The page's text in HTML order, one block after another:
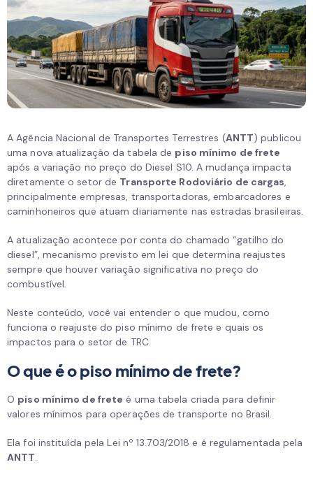
A Agência Nacional de Transportes Terrestres (ANTT) publicou
uma nova atualização da tabela de piso mínimo de frete
após a variação no preço do Diesel S10. A mudança impacta
diretamente o setor de Transporte Rodoviário de cargas,
principalmente empresas, transportadoras, embarcadores e
caminhoneiros que atuam diariamente nas estradas brasileiras.
A atualização acontece por conta do chamado “gatilho do
diesel”, mecanismo previsto em lei que determina reajustes
sempre que houver variação significativa no preço do
combustível.
Neste conteúdo, você vai entender o que mudou, como
funciona o reajuste do piso mínimo de frete e quais os
impactos para o setor de TRC.
O que é o piso mínimo de frete?
O piso mínimo de frete é uma tabela criada para definir
valores mínimos para operações de transporte no Brasil.
Ela foi instituída pela Lei nº 13.703/2018 e é regulamentada pela
ANTT.